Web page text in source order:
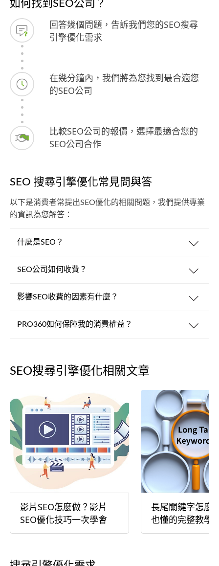
如何找到SEO公司？
回答幾個問題，告訴我們您的SEO搜尋
引擎優化需求
在幾分鐘內，我們將為您找到最合適您
的SEO公司
比較SEO公司的報價，選擇最適合您的
SEO公司合作
SEO 搜尋引擎優化常見問與答
以下是消費者常提出SEO優化的相關問題，我們提供專業
的資訊為您解答：
什麼是SEO？
SEO公司如何收費？
影響SEO收費的因素有什麼？
PRO360如何保障我的消費權益？
SEO搜尋引擎優化相關文章
影片SEO怎麼做？影片
SEO優化技巧一次學會
長尾關鍵字怎麼
也懂的完整教學